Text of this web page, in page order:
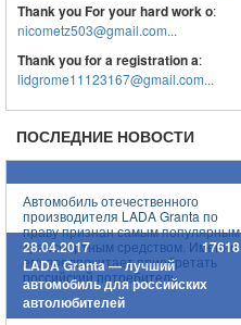
Thank you For your hard work o:
nicometz503@gmail.com...
Thank you for a registration a:
lidgrome11123167@gmail.com...
ПОСЛЕДНИЕ НОВОСТИ
20.07.2017
16568
Самый популярный автомобиль
на отечественном авторынке
Автомобиль отечественного
производителя LADA Granta по
праву признан самым популярным
транспортным средством. Именно
его предпочитает приобретать
российский потребитель.
28.04.2017
17618
LADA Granta — лучший
автомобиль для российских
автолюбителей